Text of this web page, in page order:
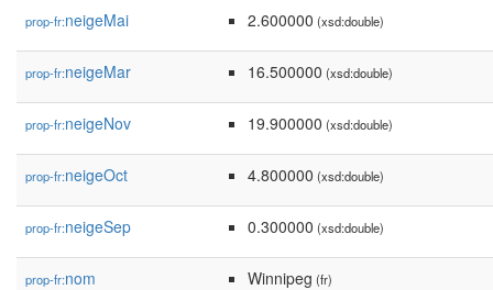
prop-fr:neigeMai 2.600000 (xsd:double)
prop-fr:neigeMar 16.500000 (xsd:double)
prop-fr:neigeNov 19.900000 (xsd:double)
prop-fr:neigeOct 4.800000 (xsd:double)
prop-fr:neigeSep 0.300000 (xsd:double)
prop-fr:nom Winnipeg (fr)